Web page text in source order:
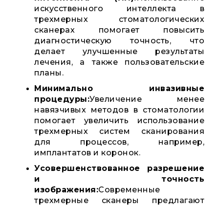
искусственного интеллекта в
трехмерных стоматологических
сканерах помогает повысить
диагностическую точность, что
делает улучшенные результаты
лечения, а также пользовательские
планы.
Минимально инвазивные
процедуры:Увеличение менее
навязчивых методов в стоматологии
помогает увеличить использование
трехмерных систем сканирования
для процессов, например,
имплантатов и коронок.
Усовершенствованное разрешение
и точность
изображения:Современные
трехмерные сканеры предлагают